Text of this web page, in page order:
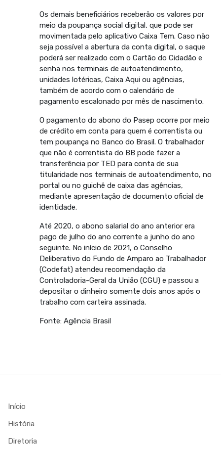
Os demais beneficiários receberão os valores por
meio da poupança social digital, que pode ser
movimentada pelo aplicativo Caixa Tem. Caso não
seja possível a abertura da conta digital, o saque
poderá ser realizado com o Cartão do Cidadão e
senha nos terminais de autoatendimento,
unidades lotéricas, Caixa Aqui ou agências,
também de acordo com o calendário de
pagamento escalonado por mês de nascimento.
O pagamento do abono do Pasep ocorre por meio
de crédito em conta para quem é correntista ou
tem poupança no Banco do Brasil. O trabalhador
que não é correntista do BB pode fazer a
transferência por TED para conta de sua
titularidade nos terminais de autoatendimento, no
portal ou no guichê de caixa das agências,
mediante apresentação de documento oficial de
identidade.
Até 2020, o abono salarial do ano anterior era
pago de julho do ano corrente a junho do ano
seguinte. No início de 2021, o Conselho
Deliberativo do Fundo de Amparo ao Trabalhador
(Codefat) atendeu recomendação da
Controladoria-Geral da União (CGU) e passou a
depositar o dinheiro somente dois anos após o
trabalho com carteira assinada.
Fonte: Agência Brasil
Início
História
Diretoria